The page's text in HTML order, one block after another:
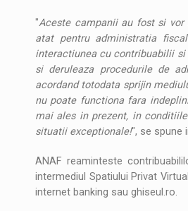
"Aceste campanii au fost si
atat pentru administratia
interactiunea cu contribuabilii si
si deruleaza procedurile de
acordand totodata sprijin
nu poate functiona fara
mai ales in prezent, in
situatii exceptionale!", se spune
ANAF reaminteste
intermediul Spatiului Privat
internet banking sau ghiseul.ro.